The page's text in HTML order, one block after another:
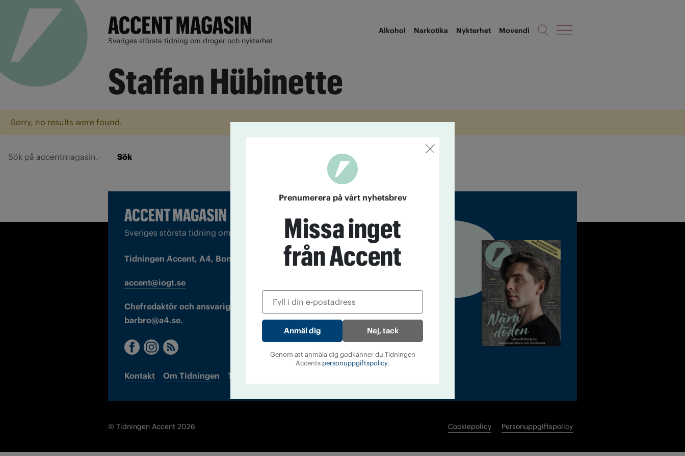
Sveriges största tidning om droger och nykterhet
Alkohol Narkotika Nykterhet Movendi
Staffan Hübinette
Sorry, no results were found.
Sök
Sveriges största tidning om droger och nykterhet
Tidningen Accent, A4, Bondegatan 21, 116 33 Stockholm
accent@iogt.se
Chefredaktör och ansvarig utgivare: Barbro Janson Lundkvist,
barbro@a4.se.
Kontakt Om Tidningen Tidningsarkiv
© Tidningen Accent 2026 Cookiepolicy Personuppgiftspolicy
Prenumerera på vårt nyhetsbrev
Missa inget
från Accent
Nej, tack
Genom att anmäla dig godkänner du Tidningen
Accents personuppgiftspolicy.